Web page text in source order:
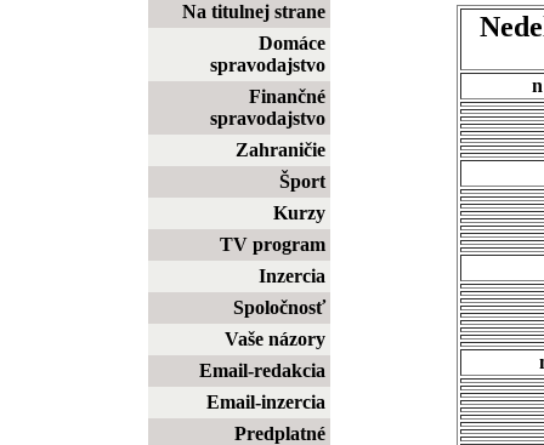
Na titulnej strane
Domáce
spravodajstvo
Finančné
spravodajstvo
Zahraničie
Šport
Kurzy
TV program
Inzercia
Spoločnosť
Vaše názory
Email-redakcia
Email-inzercia
Predplatné